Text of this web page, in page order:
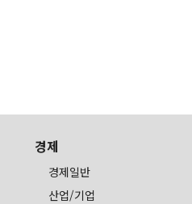
경제
경제일반
산업/기업